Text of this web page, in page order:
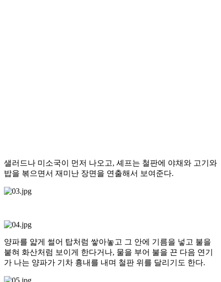
샐러드나 미소국이 먼저 나오고, 셰프는 철판에 야채와 고기와
밥을 볶으면서 재미난 장면을 연출해서 보여준다.
양파를 얇게 썰어 탑처럼 쌓아놓고 그 안에 기름을 넣고 불을
붙혀 화산처럼 보이게 한다거나, 물을 부어 불을 끈 다음 연기
가 나는 양파가 기차 흉내를 내며 철판 위를 달리기도 한다.